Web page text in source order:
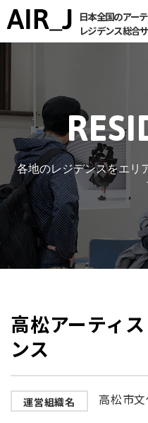
日本全国のアー
レジデンス総合
各地のレジデンスをエリ
高松アーティ
ンス
運営組織名 高松市